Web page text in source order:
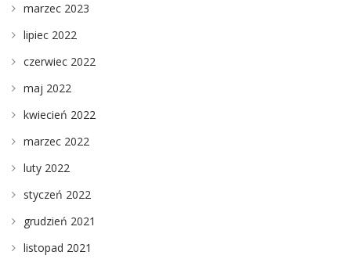
marzec 2023
lipiec 2022
czerwiec 2022
maj 2022
kwiecień 2022
marzec 2022
luty 2022
styczeń 2022
grudzień 2021
listopad 2021